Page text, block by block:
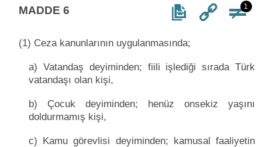
MADDE 6 1
(1) Ceza kanunlarının uygulanmasında;
a) Vatandaş deyiminden; fiili işlediği sırada Türk
vatandaşı olan kişi,
b) Çocuk deyiminden; henüz onsekiz yaşını
doldurmamış kişi,
c) Kamu görevlisi deyiminden; kamusal faaliyetin